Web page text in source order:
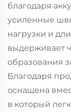
благодаря
усиленные
нагрузки и
выдерживает
образования
Благодаря
оснащена
в который